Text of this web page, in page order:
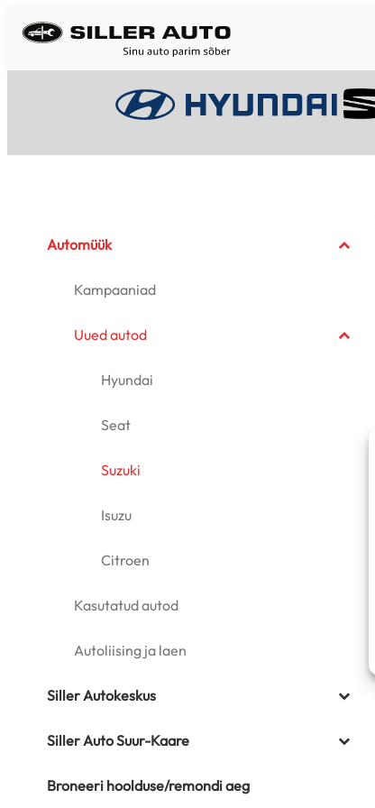
sisu
Automüük
Kampaaniad
Uued autod
Hyundai
Seat
Suzuki
Isuzu
Citroen
Kasutatud autod
Autoliising ja laen
Siller Autokeskus
Siller Auto Suur-Kaare
Broneeri hoolduse/remondi aeg